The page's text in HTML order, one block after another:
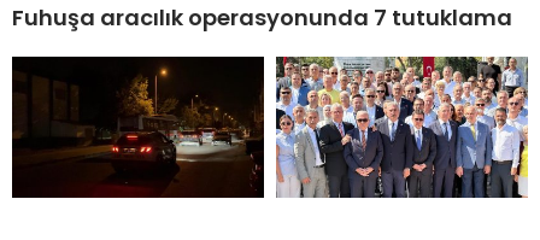
Fuhuşa aracılık operasyonunda 7 tutuklama